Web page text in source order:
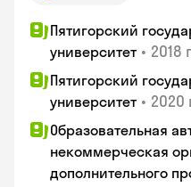
Пятигорский
университет • 2018
Пятигорский
университет • 2020
Образовательная
некоммерческая
дополнительного